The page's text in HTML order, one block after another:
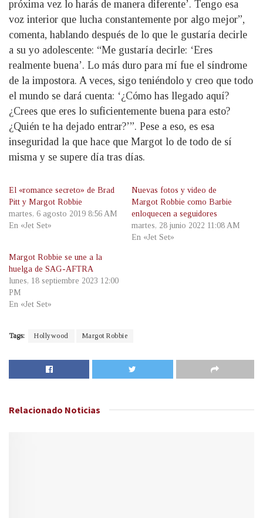
próxima vez lo harás de manera diferente’. Tengo esa
voz interior que lucha constantemente por algo mejor”,
comenta, hablando después de lo que le gustaría decirle
a su yo adolescente: “Me gustaría decirle: ‘Eres
realmente buena’. Lo más duro para mí fue el síndrome
de la impostora. A veces, sigo teniéndolo y creo que todo
el mundo se dará cuenta: ‘¿Cómo has llegado aquí?
¿Crees que eres lo suficientemente buena para esto?
¿Quién te ha dejado entrar?’”. Pese a eso, es esa
inseguridad la que hace que Margot lo de todo de sí
misma y se supere día tras días.
El «romance secreto» de Brad
Pitt y Margot Robbie
martes, 6 agosto 2019 8:56 AM
En «Jet Set»
Nuevas fotos y video de
Margot Robbie como Barbie
enloquecen a seguidores
martes, 28 junio 2022 11:08 AM
En «Jet Set»
Margot Robbie se une a la
huelga de SAG-AFTRA
lunes, 18 septiembre 2023 12:00
PM
En «Jet Set»
Tags: Hollywood Margot Robbie
Relacionado Noticias